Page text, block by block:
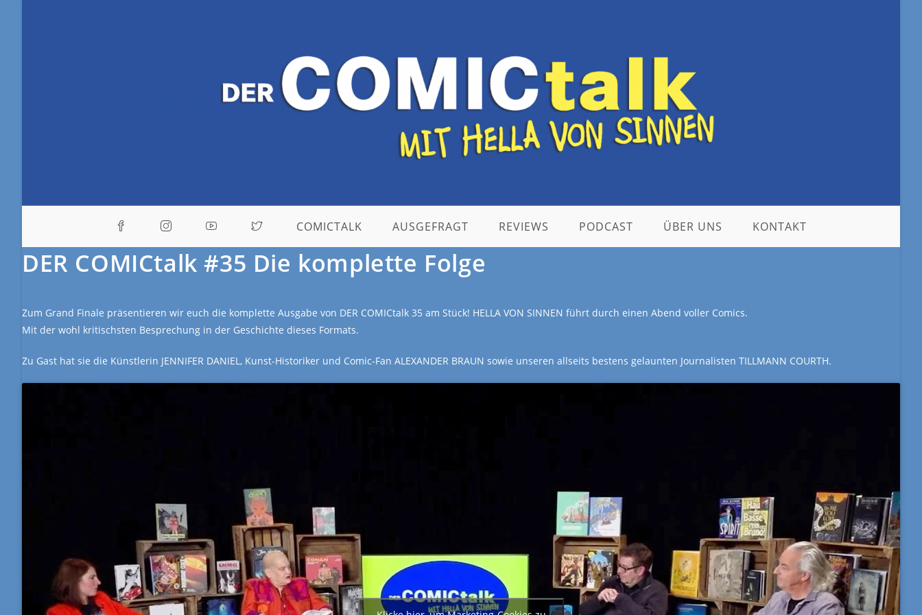
COMICTALK AUSGEFRAGT REVIEWS PODCAST ÜBER UNS KONTAKT
DER COMICtalk #35 Die komplette Folge
Zum Grand Finale präsentieren wir euch die komplette Ausgabe von DER COMICtalk 35 am Stück! HELLA VON SINNEN führt durch einen Abend voller Comics.
Mit der wohl kritischsten Besprechung in der Geschichte dieses Formats.
Zu Gast hat sie die Künstlerin JENNIFER DANIEL, Kunst-Historiker und Comic-Fan ALEXANDER BRAUN sowie unseren allseits bestens gelaunten Journalisten TILLMANN COURTH.